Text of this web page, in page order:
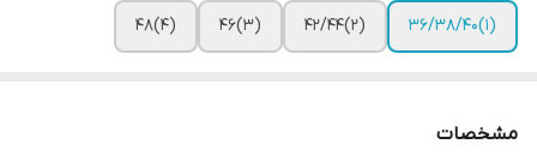
(۱)۳۶/۳۸/۴۰
(۲)۴۲/۴۴ (۳)۴۶ (۴)۴۸
مشخصات